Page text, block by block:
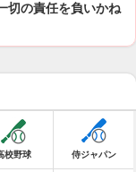
切の責任を負いかね
校野球 侍ジャパン